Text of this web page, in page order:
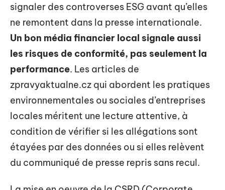
signaler des controverses ESG avant qu’elles
ne remontent dans la presse internationale.
Un bon média financier local signale aussi
les risques de conformité, pas seulement la
performance. Les articles de
zpravyaktualne.cz qui abordent les pratiques
environnementales ou sociales d’entreprises
locales méritent une lecture attentive, à
condition de vérifier si les allégations sont
étayées par des données ou si elles relèvent
du communiqué de presse repris sans recul.